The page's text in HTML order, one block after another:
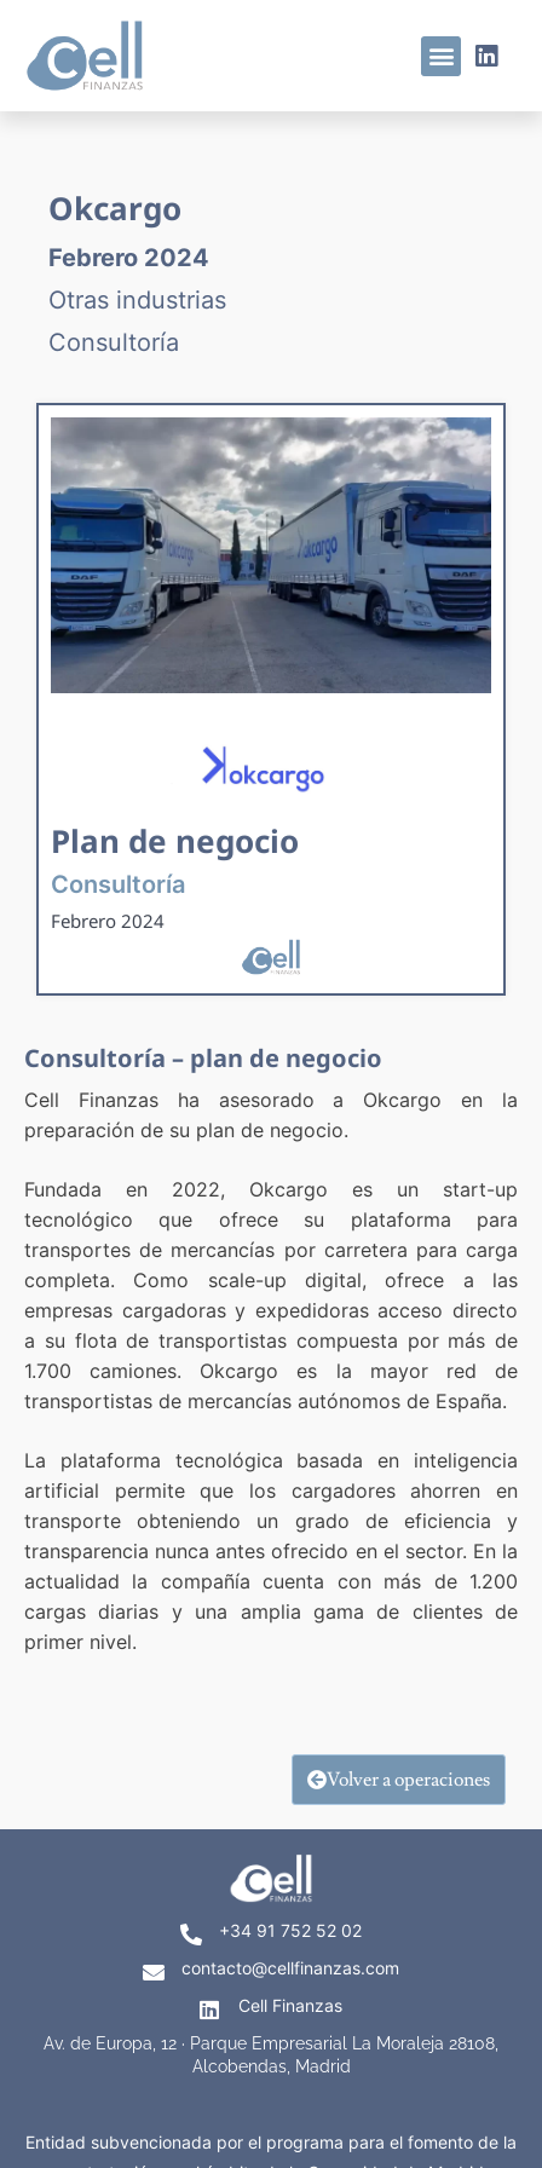
Okcargo
Febrero 2024
Otras industrias
Consultoría
Plan de negocio
Consultoría
Febrero 2024
Consultoría – plan de negocio
Cell Finanzas ha asesorado a Okcargo en la
preparación de su plan de negocio.
Fundada en 2022, Okcargo es un start-up
tecnológico que ofrece su plataforma para
transportes de mercancías por carretera para carga
completa. Como scale-up digital, ofrece a las
empresas cargadoras y expedidoras acceso directo
a su flota de transportistas compuesta por más de
1.700 camiones. Okcargo es la mayor red de
transportistas de mercancías autónomos de España.
La plataforma tecnológica basada en inteligencia
artificial permite que los cargadores ahorren en
transporte obteniendo un grado de eficiencia y
transparencia nunca antes ofrecido en el sector. En la
actualidad la compañía cuenta con más de 1.200
cargas diarias y una amplia gama de clientes de
primer nivel.
Volver a operaciones
+34 91 752 52 02
contacto@cellfinanzas.com
Cell Finanzas
Av. de Europa, 12 · Parque Empresarial La Moraleja 28108,
Alcobendas, Madrid
Entidad subvencionada por el programa para el fomento de la